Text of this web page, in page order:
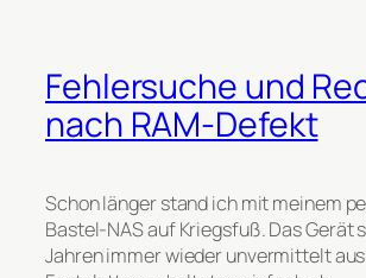
Fehlersuche und
nach RAM-Defekt
Schon länger stand ich mit meinem
Bastel-NAS auf Kriegsfuß. Das Gerät
Jahren immer wieder unvermittelt